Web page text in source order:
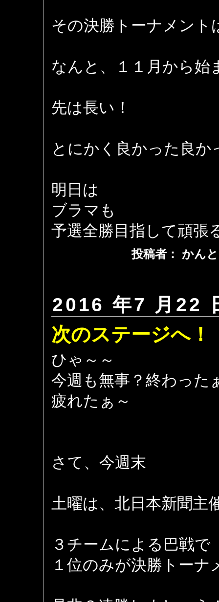
その決勝トーナメント
なんと、１１月から始
先は長い！
とにかく良かった良か
明日は
ブラマも
予選全勝目指して頑張
投稿者： かん
2016 年7 月22
次のステージへ！
ひゃ～～
今週も無事？終わった
疲れたぁ～
さて、今週末
土曜は、北日本新聞主
３チームによる巴戦で
１位のみが決勝トー